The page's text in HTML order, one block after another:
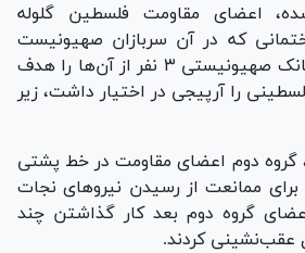
اعضای مقاومت فلسطین گلوله
که در آن سربازان صهیونیست
بودند، شلیک کردند و تانک صهیونیستی ۳ نفر از آن‌ها را هدف
را آرپیجی در اختیار داشت، زیر
گروه دوم اعضای مقاومت در خط پشتی
برای ممانعت از رسیدن نیرو‌های نجات
گروه دوم بعد کار گذاشتن چند
عقب‌نشینی کردند.